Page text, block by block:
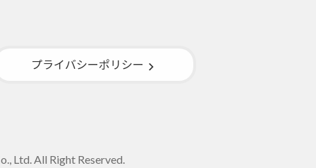
プライバシーポリシー
Ltd. All Right Reserved.